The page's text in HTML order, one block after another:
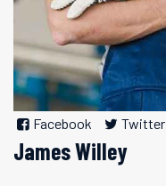
Facebook Twitter
James Willey